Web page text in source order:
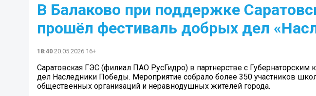
В Балаково при поддержке
прошёл фестиваль добрых дел
18:40 20.05.2026 16+
Саратовская ГЭС (филиал ПАО РусГидро) в партнерстве с
дел Наследники Победы. Мероприятие собрало более 350 участников
общественных организаций и неравнодушных жителей города.